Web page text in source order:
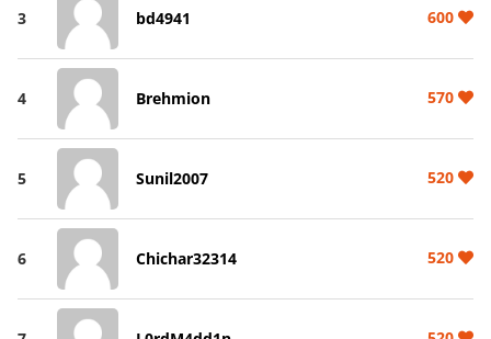
3 bd4941 600
4 Brehmion 570
5 Sunil2007 520
6 Chichar32314 520